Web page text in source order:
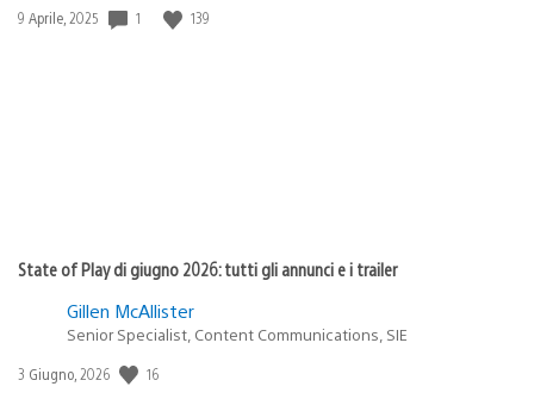
Data
9 Aprile, 2025 1 139
State of Play di giugno 2026: tutti gli annunci e i trailer
Gillen McAllister
Senior Specialist, Content Communications, SIE
Data
3 Giugno, 2026 16